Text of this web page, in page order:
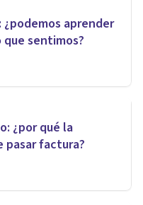
aprender
sentimos?
¿por qué la
pasar factura?